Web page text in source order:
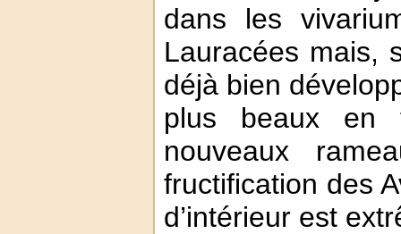
dans les
Lauracées mais,
déjà bien
plus beaux en
nouveaux
fructification des
d’intérieur est